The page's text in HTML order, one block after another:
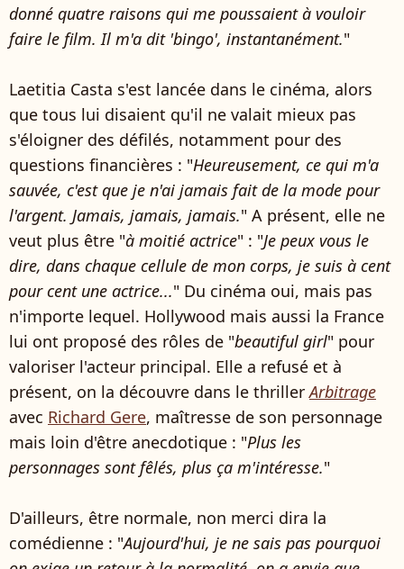
donné quatre raisons qui me poussaient à vouloir
faire le film. Il m'a dit 'bingo', instantanément."
Laetitia Casta s'est lancée dans le cinéma, alors
que tous lui disaient qu'il ne valait mieux pas
s'éloigner des défilés, notamment pour des
questions financières : "Heureusement, ce qui m'a
sauvée, c'est que je n'ai jamais fait de la mode pour
l'argent. Jamais, jamais, jamais." A présent, elle ne
veut plus être "à moitié actrice" : "Je peux vous le
dire, dans chaque cellule de mon corps, je suis à cent
pour cent une actrice..." Du cinéma oui, mais pas
n'importe lequel. Hollywood mais aussi la France
lui ont proposé des rôles de "beautiful girl" pour
valoriser l'acteur principal. Elle a refusé et à
présent, on la découvre dans le thrillerArbitrage
avec Richard Gere, maîtresse de son personnage
mais loin d'être anecdotique : "Plus les
personnages sont fêlés, plus ça m'intéresse."
D'ailleurs, être normale, non merci dira la
comédienne : "Aujourd'hui, je ne sais pas pourquoi